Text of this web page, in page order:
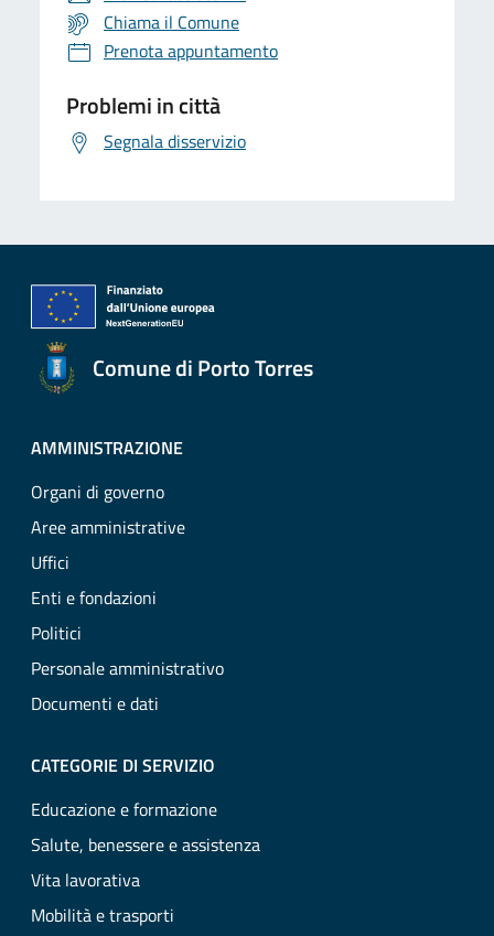
Chiama il Comune
Prenota appuntamento
Problemi in città
Segnala disservizio
Comune di Porto Torres
AMMINISTRAZIONE
Organi di governo
Aree amministrative
Uffici
Enti e fondazioni
Politici
Personale amministrativo
Documenti e dati
CATEGORIE DI SERVIZIO
Educazione e formazione
Salute, benessere e assistenza
Vita lavorativa
Mobilità e trasporti